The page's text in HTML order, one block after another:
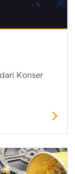
Konser